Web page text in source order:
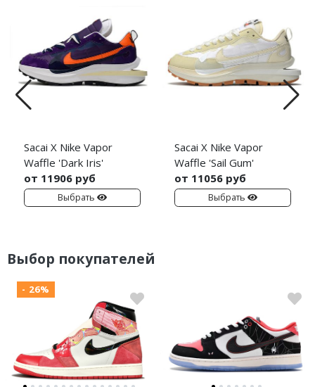
Sacai X Nike Vapor
Waffle 'Dark Iris'
от 11906 руб
Выбрать
Sacai X Nike Vapor
Waffle 'Sail Gum'
от 11056 руб
Выбрать
Выбор покупателей
- 26%